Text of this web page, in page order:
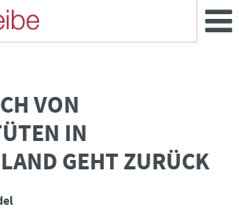
VON
IN
GEHT ZURÜCK